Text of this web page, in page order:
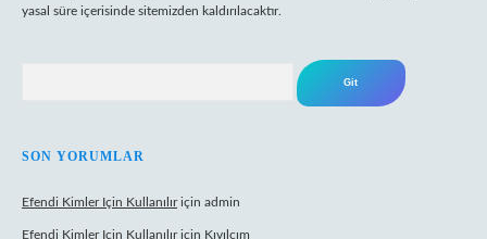
yasal süre içerisinde sitemizden kaldırılacaktır.
SON YORUMLAR
Efendi Kimler Için Kullanılıriçin admin
Efendi Kimler Için Kullanılıriçin Kıvılcım